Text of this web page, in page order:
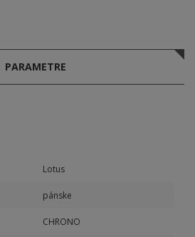
PARAMETRE
Lotus
pánske
CHRONO